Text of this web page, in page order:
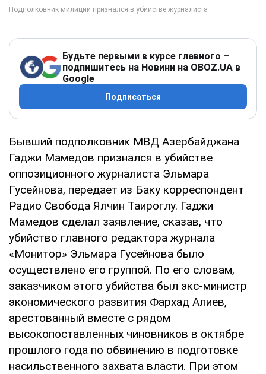
Будьте первыми в курсе главного –
подпишитесь на Новини на OBOZ.UA в
Google
Подписаться
Бывший подполковник МВД Азербайджана
Гаджи Мамедов признался в убийстве
оппозиционного журналиста Эльмара
Гусейнова, передает из Баку корреспондент
Радио Свобода Ялчин Таироглу. Гаджи
Мамедов сделал заявление, сказав, что
убийство главного редактора журнала
«Монитор» Эльмара Гусейнова было
осуществлено его группой. По его словам,
заказчиком этого убийства был экс-министр
экономического развития Фархад Алиев,
арестованный вместе с рядом
высокопоставленных чиновников в октябре
прошлого года по обвинению в подготовке
насильственного захвата власти. При этом